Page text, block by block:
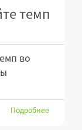
темп
во
Подробнее